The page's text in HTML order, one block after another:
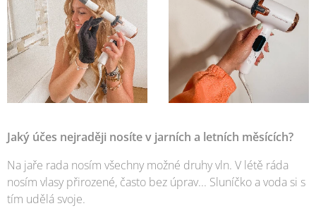
Jaký účes nejraději nosíte v jarních a letních měsících?
Na jaře rada nosím všechny možné druhy vln. V létě ráda
nosím vlasy přirozené, často bez úprav... Sluníčko a voda si s
tím udělá svoje.